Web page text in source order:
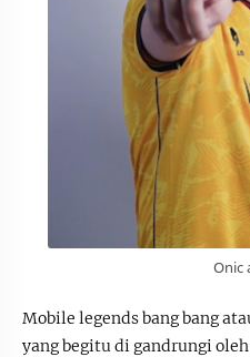
Onic
Mobile legends bang bang
yang begitu di gandrungi